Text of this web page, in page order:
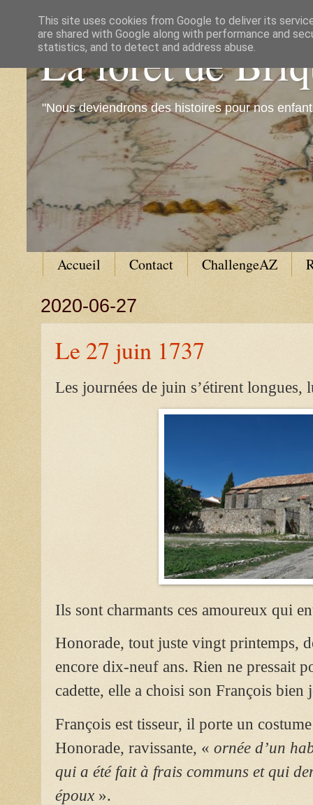
La forêt de
"Nous deviendrons des histoires pour nos
Accueil Contact ChallengeAZ
2020-06-27
Le 27 juin 1737
Les journées de juin s’étirent longues,
Ils sont charmants ces amoureux qui
Honorade, tout juste vingt printemps,
encore dix-neuf ans. Rien ne pressait
cadette, elle a choisi son François bien
François est tisseur, il porte un
Honorade, ravissante, « ornée d’un
qui a été fait à frais communs et qui
époux ».
This site uses cookies from Google to deliver its
are shared with Google along with performance and
statistics, and to detect and address abuse.